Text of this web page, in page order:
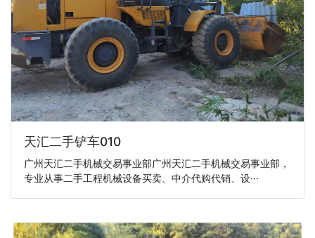
天汇二手铲车010
广州天汇二手机械交易事业部广州天汇二手机械交易事业部，
专业从事二手工程机械设备买卖、中介代购代销、设···